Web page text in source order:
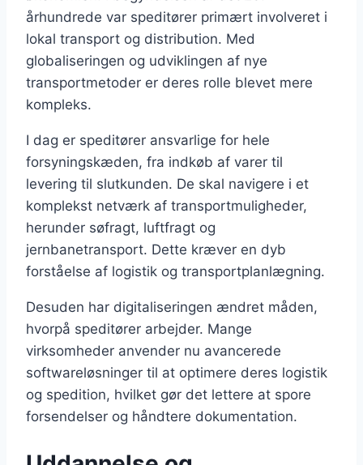
århundrede var speditører primært involveret i
lokal transport og distribution. Med
globaliseringen og udviklingen af nye
transportmetoder er deres rolle blevet mere
kompleks.
I dag er speditører ansvarlige for hele
forsyningskæden, fra indkøb af varer til
levering til slutkunden. De skal navigere i et
komplekst netværk af transportmuligheder,
herunder søfragt, luftfragt og
jernbanetransport. Dette kræver en dyb
forståelse af logistik og transportplanlægning.
Desuden har digitaliseringen ændret måden,
hvorpå speditører arbejder. Mange
virksomheder anvender nu avancerede
softwareløsninger til at optimere deres logistik
og spedition, hvilket gør det lettere at spore
forsendelser og håndtere dokumentation.